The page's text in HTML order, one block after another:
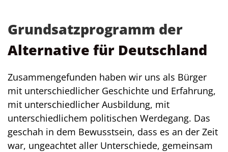
Grundsatzprogramm der
Alternative für Deutschland
Zusammengefunden haben wir uns als Bürger
mit unterschiedlicher Geschichte und Erfahrung,
mit unterschiedlicher Ausbildung, mit
unterschiedlichem politischen Werdegang. Das
geschah in dem Bewusstsein, dass es an der Zeit
war, ungeachtet aller Unterschiede, gemeinsam